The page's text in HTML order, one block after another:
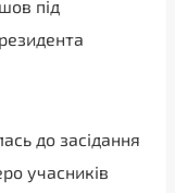
під
до засідання
учасників